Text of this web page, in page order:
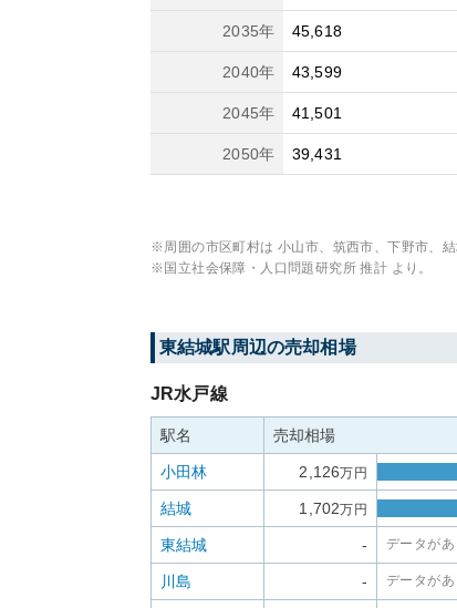
2035年 45,618
2040年 43,599
2045年 41,501
2050年 39,431
※周囲の市区町村は 小山市、筑西市、下野市、
※国立社会保障・人口問題研究所 推計 より。
東結城駅周辺の売却相場
JR水戸線
駅名 売却相場
小田林 2,126万円
結城 1,702万円
東結城 - データが
川島 - データが